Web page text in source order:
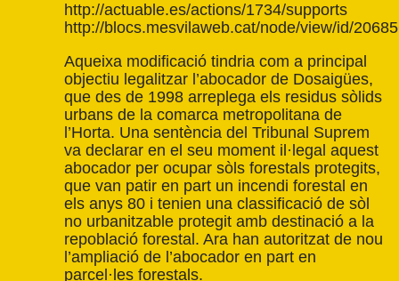
http://actuable.es/actions/1734/supports
http://blocs.mesvilaweb.cat/node/view/id/
Aqueixa modificació tindria com a principal
objectiu legalitzar l’abocador de Dosaigües,
que des de 1998 arreplega els residus sòlids
urbans de la comarca metropolitana de
l’Horta. Una sentència del Tribunal Suprem
va declarar en el seu moment il·legal aquest
abocador per ocupar sòls forestals protegits,
que van patir en part un incendi forestal en
els anys 80 i tenien una classificació de sòl
no urbanitzable protegit amb destinació a la
repoblació forestal. Ara han autoritzat de nou
l’ampliació de l’abocador en part en
parcel·les forestals.